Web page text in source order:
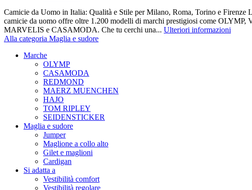
Camicie da Uomo in Italia: Qualità e Stile per Milano, Roma, Torino e Firenze
camicie da uomo offre oltre 1.200 modelli di marchi prestigiosi come OLYMP,
MARVELIS e CASAMODA. Che tu cerchi una... Ulteriori informazioni
Alla categoria Maglia e sudore
Marche
OLYMP
CASAMODA
REDMOND
MAERZ MUENCHEN
HAJO
TOM RIPLEY
SEIDENSTICKER
Maglia e sudore
Jumper
Maglione a collo alto
Gilet e maglioni
Cardigan
Si adatta a
Vestibilità comfort
Vestibilità regolare